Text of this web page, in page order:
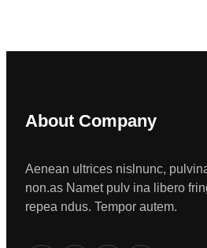
About Company
Aenean ultrices nislnunc,
non.as Namet pulv ina libero
repea ndus. Tempor autem.